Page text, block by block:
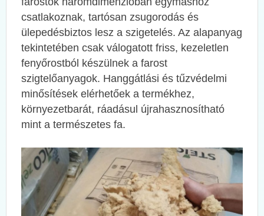
csatlakoznak, tartósan zsugorodás és
ülepedésbiztos lesz a szigetelés. Az alapanyag
tekintetében csak válogatott friss, kezeletlen
fenyőrostból készülnek a farost
szigtelőanyagok. Hanggátlási és tűzvédelmi
minősítések elérhetőek a termékhez,
környezetbarát, ráadásul újrahasznosítható
mint a természetes fa.